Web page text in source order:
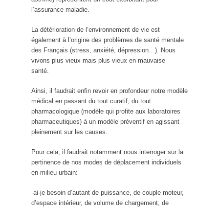
l’assurance maladie.
La détérioration de l’environnement de vie est
également à l’origine des problèmes de santé mentale
des Français (stress, anxiété, dépression…). Nous
vivons plus vieux mais plus vieux en mauvaise
santé.
Ainsi, il faudrait enfin revoir en profondeur notre modèle
médical en passant du tout curatif, du tout
pharmacologique (modèle qui profite aux laboratoires
pharmaceutiques) à un modèle préventif en agissant
pleinement sur les causes.
Pour cela, il faudrait notamment nous interroger sur la
pertinence de nos modes de déplacement individuels
en milieu urbain:
-ai-je besoin d’autant de puissance, de couple moteur,
d’espace intérieur, de volume de chargement, de